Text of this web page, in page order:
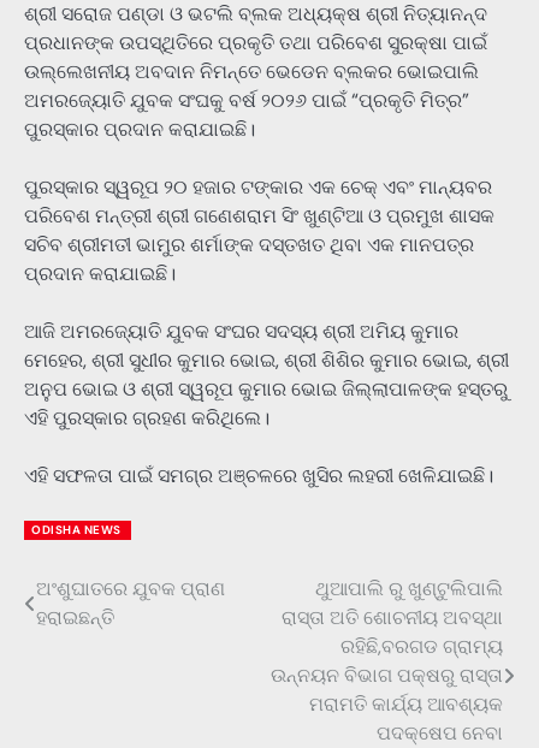
ଶ୍ରୀ ସରୋଜ ପଣ୍ଡା ଓ ଭଟଲି ବ୍ଲକ ଅଧ୍ୟକ୍ଷ ଶ୍ରୀ ନିତ୍ୟାନନ୍ଦ
ପ୍ରଧାନଙ୍କ ଉପସ୍ଥିତିରେ ପ୍ରକୃତି ତଥା ପରିବେଶ ସୁରକ୍ଷା ପାଇଁ
ଉଲ୍ଲେଖନୀୟ ଅବଦାନ ନିମନ୍ତେ ଭେଡେନ ବ୍ଲକର ଭୋଇପାଲି
ଅମରଜ୍ୟୋତି ଯୁବକ ସଂଘକୁ ବର୍ଷ ୨୦୨୬ ପାଇଁ “ପ୍ରକୃତି ମିତ୍ର”
ପୁରସ୍କାର ପ୍ରଦାନ କରାଯାଇଛି।
ପୁରସ୍କାର ସ୍ୱରୂପ ୨୦ ହଜାର ଟଙ୍କାର ଏକ ଚେକ୍ ଏବଂ ମାନ୍ୟବର
ପରିବେଶ ମନ୍ତ୍ରୀ ଶ୍ରୀ ଗଣେଶରାମ ସିଂ ଖୁଣ୍ଟିଆ ଓ ପ୍ରମୁଖ ଶାସକ
ସଚିବ ଶ୍ରୀମତୀ ଭାମୁର ଶର୍ମାଙ୍କ ଦସ୍ତଖତ ଥିବା ଏକ ମାନପତ୍ର
ପ୍ରଦାନ କରାଯାଇଛି।
ଆଜି ଅମରଜ୍ୟୋତି ଯୁବକ ସଂଘର ସଦସ୍ୟ ଶ୍ରୀ ଅମିୟ କୁମାର
ମେହେର, ଶ୍ରୀ ସୁଧୀର କୁମାର ଭୋଇ, ଶ୍ରୀ ଶିଶିର କୁମାର ଭୋଇ, ଶ୍ରୀ
ଅନୁପ ଭୋଇ ଓ ଶ୍ରୀ ସ୍ୱରୂପ କୁମାର ଭୋଇ ଜିଲ୍ଲାପାଳଙ୍କ ହସ୍ତରୁ
ଏହି ପୁରସ୍କାର ଗ୍ରହଣ କରିଥିଲେ।
ଏହି ସଫଳତା ପାଇଁ ସମଗ୍ର ଅଞ୍ଚଳରେ ଖୁସିର ଲହରୀ ଖେଳିଯାଇଛି।
ODISHA NEWS
Post
navigation
ଅଂଶୁଘାତରେ ଯୁବକ ପ୍ରାଣ
ହରାଇଛନ୍ତି
ଥୁଆପାଲି ରୁ ଖୁଣ୍ଟୁଲିପାଲି
ରାସ୍ତା ଅତି ଶୋଚନୀୟ ଅବସ୍ଥା
ରହିଛି,ବରଗଡ ଗ୍ରାମ୍ୟ
ଉନ୍ନୟନ ବିଭାଗ ପକ୍ଷରୁ ରାସ୍ତା
ମରାମତି କାର୍ଯ୍ୟ ଆବଶ୍ୟକ
ପଦକ୍ଷେପ ନେବା